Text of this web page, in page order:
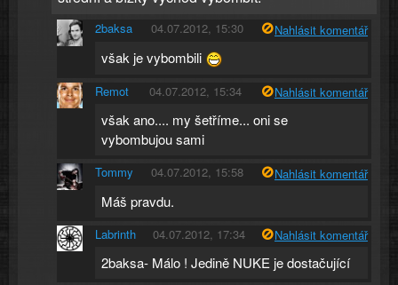
2baksa 04.07.2012, 15:30 Nahlásit komentář
však je vybombili
Remot 04.07.2012, 15:34 Nahlásit komentář
však ano.... my šetříme... oni se
vybombujou sami
Tommy 04.07.2012, 15:58 Nahlásit komentář
Máš pravdu.
Labrinth 04.07.2012, 17:34 Nahlásit komentář
2baksa- Málo ! Jedině NUKE je dostačující